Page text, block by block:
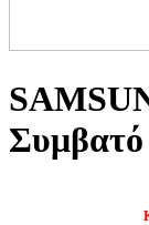
Συμβατό